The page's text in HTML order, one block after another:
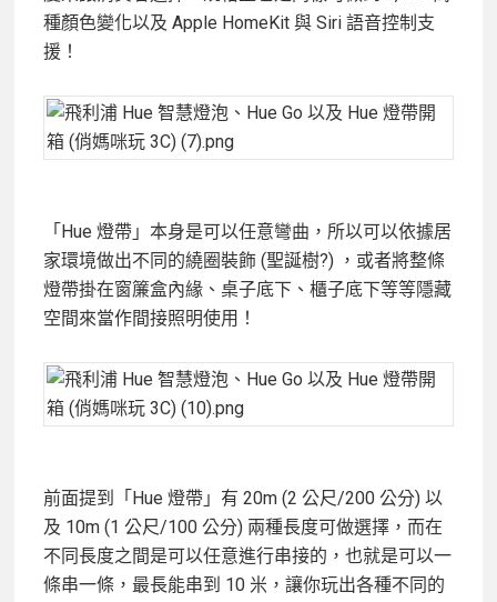
種顏色變化以及 Apple HomeKit 與 Siri 語音控制支
援！
「Hue 燈帶」本身是可以任意彎曲，所以可以依據居
家環境做出不同的繞圈裝飾 (聖誕樹?) ，或者將整條
燈帶掛在窗簾盒內緣、桌子底下、櫃子底下等等隱藏
空間來當作間接照明使用！
前面提到「Hue 燈帶」有 20m (2 公尺/200 公分) 以
及 10m (1 公尺/100 公分) 兩種長度可做選擇，而在
不同長度之間是可以任意進行串接的，也就是可以一
條串一條，最長能串到 10 米，讓你玩出各種不同的